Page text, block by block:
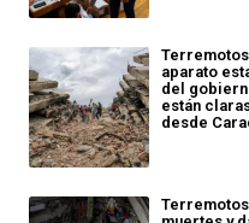
Terremotos
aparato
del
están
desde